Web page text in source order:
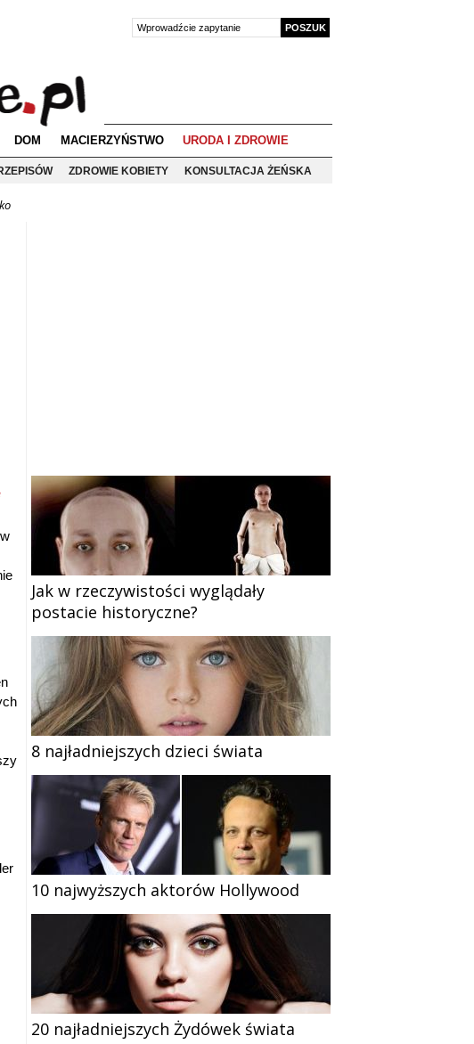
DOM MACIERZYŃSTWO
URODA I ZDROWIE
ZDROWIE KOBIETY KONSULTACJA ŻEŃSKA
Jak w rzeczywistości wyglądały
postacie historyczne?
8 najładniejszych dzieci świata
10 najwyższych aktorów Hollywood
20 najładniejszych Żydówek świata